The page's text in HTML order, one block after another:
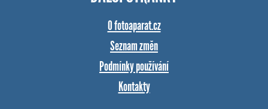
O fotoaparat.cz
Seznam změn
Podmínky používání
Kontakty